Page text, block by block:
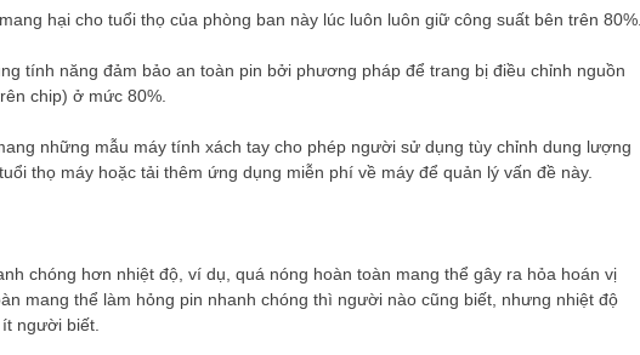
hại cho tuổi thọ của phòng ban này lúc luôn luôn giữ công suất bên trên
tính năng đảm bảo an toàn pin bởi phương pháp để trang bị điều chỉnh nguồn
chip) ở mức 80%.
những mẫu máy tính xách tay cho phép người sử dụng tùy chỉnh dung lượng
thọ máy hoặc tải thêm ứng dụng miễn phí về máy để quản lý vấn đề này.
chóng hơn nhiệt độ, ví dụ, quá nóng hoàn toàn mang thể gây ra hỏa hoán vị
mang thể làm hỏng pin nhanh chóng thì người nào cũng biết, nhưng nhiệt độ
người biết.